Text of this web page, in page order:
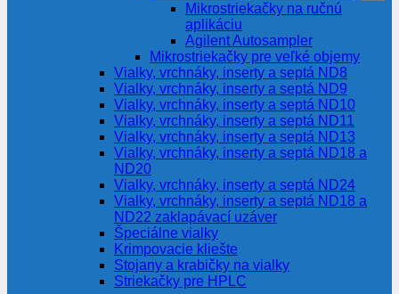
Mikrostriekačky na ručnú
aplikáciu
Agilent Autosampler
Mikrostriekačky pre veľké objemy
Vialky, vrchnáky, inserty a septá ND8
Vialky, vrchnáky, inserty a septá ND9
Vialky, vrchnáky, inserty a septá ND10
Vialky, vrchnáky, inserty a septá ND11
Vialky, vrchnáky, inserty a septá ND13
Vialky, vrchnáky, inserty a septá ND18 a
ND20
Vialky, vrchnáky, inserty a septá ND24
Vialky, vrchnáky, inserty a septá ND18 a
ND22 zaklapávací uzáver
Špeciálne vialky
Krimpovacie kliešte
Stojany a krabičky na vialky
Striekačky pre HPLC